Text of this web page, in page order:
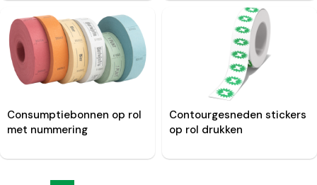
Consumptiebonnen op rol
met nummering
Contourgesneden stickers
op rol drukken